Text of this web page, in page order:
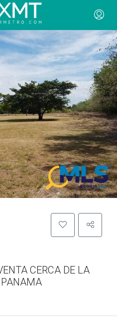
CERCA DE LA
PANAMA